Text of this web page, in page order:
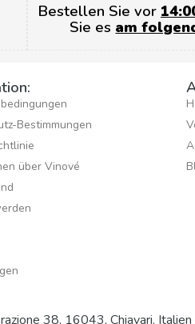
Bestellen Sie vor
Sie es am
Bestimmungen
über Vinové
38, 16043, Chiavari,